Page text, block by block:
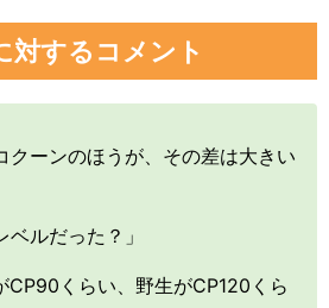
対するコメント
クーンのほうが、その差は大きい
ベルだった？」
くらい、野生がCP120くら